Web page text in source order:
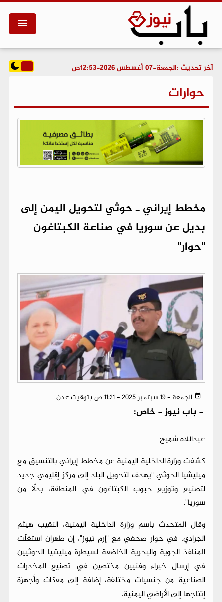
آخر تحديث :الجمعة-07 أغسطس 2026-12:53ص
حوارات
مخطط إيراني ـ حوثي لتحويل اليمن إلى
بديل عن سوريا في صناعة الكبتاغون
"حوار"
الجمعة - 19 سبتمبر 2025 - 11:21 ص بتوقيت عدن
- باب نيوز - خاص:
عبداللاه سُميح
كشفت وزارة الداخلية اليمنية عن مخطط إيراني بالتنسيق مع
ميليشيا الحوثي "يهدف لتحويل البلد إلى مركز إقليمي جديد
لتصنيع وتوزيع حبوب الكبتاغون في المنطقة، بدلًا من
سوريا".
وقال المتحدث باسم وزارة الداخلية اليمنية، النقيب هيثم
الجرادي، في حوار صحفي مع "إرم نيوز"، إن طهران استغلّت
المنافذ الجوية والبحرية الخاضعة لسيطرة ميليشيا الحوثيين
في إرسال خبراء وفنيين مختصين في تصنيع المخدرات
الصناعية من جنسيات مختلفة، إضافة إلى معدّات وأجهزة
إنتاجها إلى الأراضي اليمنية.